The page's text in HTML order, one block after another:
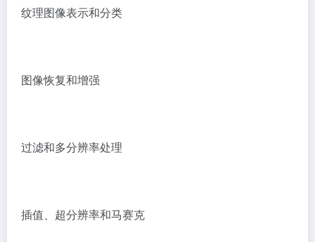
纹理图像表示和分类
图像恢复和增强
过滤和多分辨率处理
插值、超分辨率和马赛克